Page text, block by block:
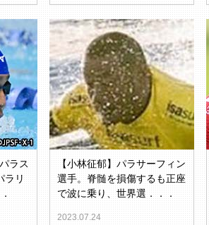
ラス
ラリ
【小林征郁】パラサーフィン
選手。脊髄を損傷するも正座
で波に乗り、世界選．．．
2023.07.24